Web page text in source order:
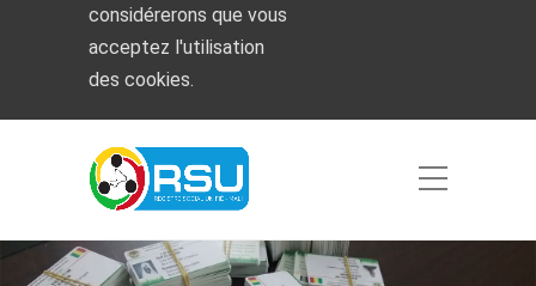
considérerons que vous
acceptez l'utilisation
des cookies.